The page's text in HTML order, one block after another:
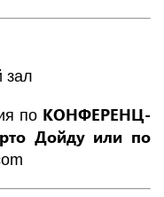
зал
поКОНФЕРЕНЦ-
Дойду или по